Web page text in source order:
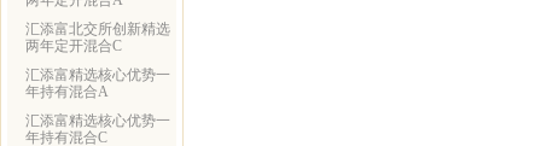
汇添富北交所创新精选
两年定开混合C
汇添富精选核心优势一
年持有混合A
汇添富精选核心优势一
年持有混合C